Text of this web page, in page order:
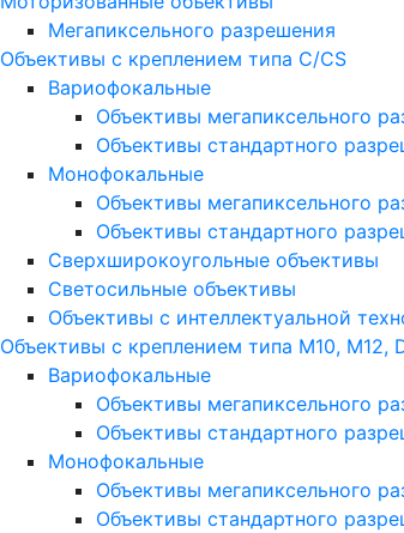
Мегапиксельного разрешения
Объективы с креплением типа C/CS
Вариофокальные
Объективы мегапиксельного
Объективы стандартного
Монофокальные
Объективы мегапиксельного
Объективы стандартного
Сверхширокоугольные объективы
Светосильные объективы
Объективы с интеллектуальной
Объективы с креплением типа M10, M12,
Вариофокальные
Объективы мегапиксельного
Объективы стандартного
Монофокальные
Объективы мегапиксельного
Объективы стандартного